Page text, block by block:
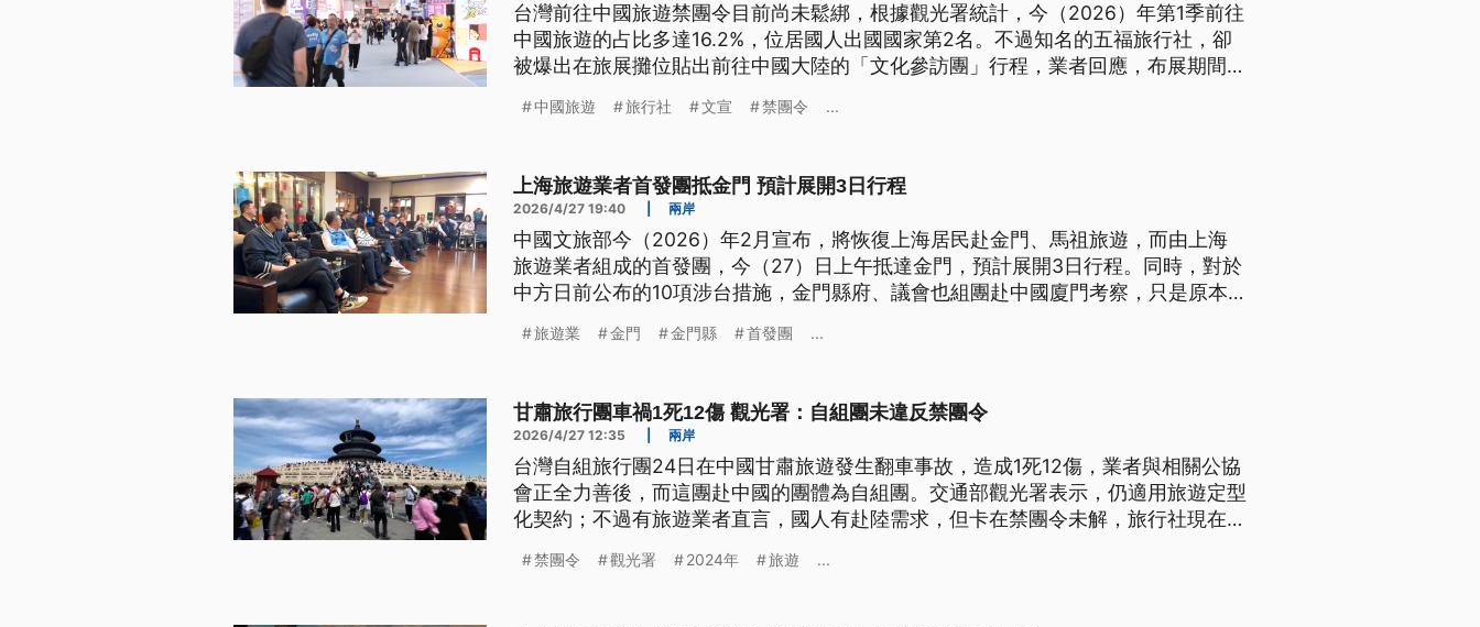
台灣前往中國旅遊禁團令目前尚未鬆綁，根據觀光署統計，今（2026）年第1季前往
中國旅遊的占比多達16.2%，位居國人出國國家第2名。不過知名的五福旅行社，卻
被爆出在旅展攤位貼出前往中國大陸的「文化參訪團」行程，業者回應，布展期間員
查核，旅行社已拆除廣告文宣，但是否有招攬行為將依事實查核情況認定。
中國旅遊 旅行社 文宣 禁團令 ...
上海旅遊業者首發團抵金門 預計展開3日行程
2026/4/27 19:40 兩岸
中國文旅部今（2026）年2月宣布，將恢復上海居民赴金門、馬祖旅遊，而由上海
旅遊業者組成的首發團，今（27）日上午抵達金門，預計展開3日行程。同時，對於
中方日前公布的10項涉台措施，金門縣府、議會也組團赴中國廈門考察，只是原本
劃，因此不核准11職等以上人員赴中，訪團層級降為副處長、副局長等級。
旅遊業 金門 金門縣 首發團 ...
甘肅旅行團車禍1死12傷 觀光署：自組團未違反禁團令
2026/4/27 12:35 兩岸
台灣自組旅行團24日在中國甘肅旅遊發生翻車事故，造成1死12傷，業者與相關公協
會正全力善後，而這團赴中國的團體為自組團。交通部觀光署表示，仍適用旅遊定型
化契約；不過有旅遊業者直言，國人有赴陸需求，但卡在禁團令未解，旅行社現在只
禁團令 觀光署 2024年 旅遊 ...